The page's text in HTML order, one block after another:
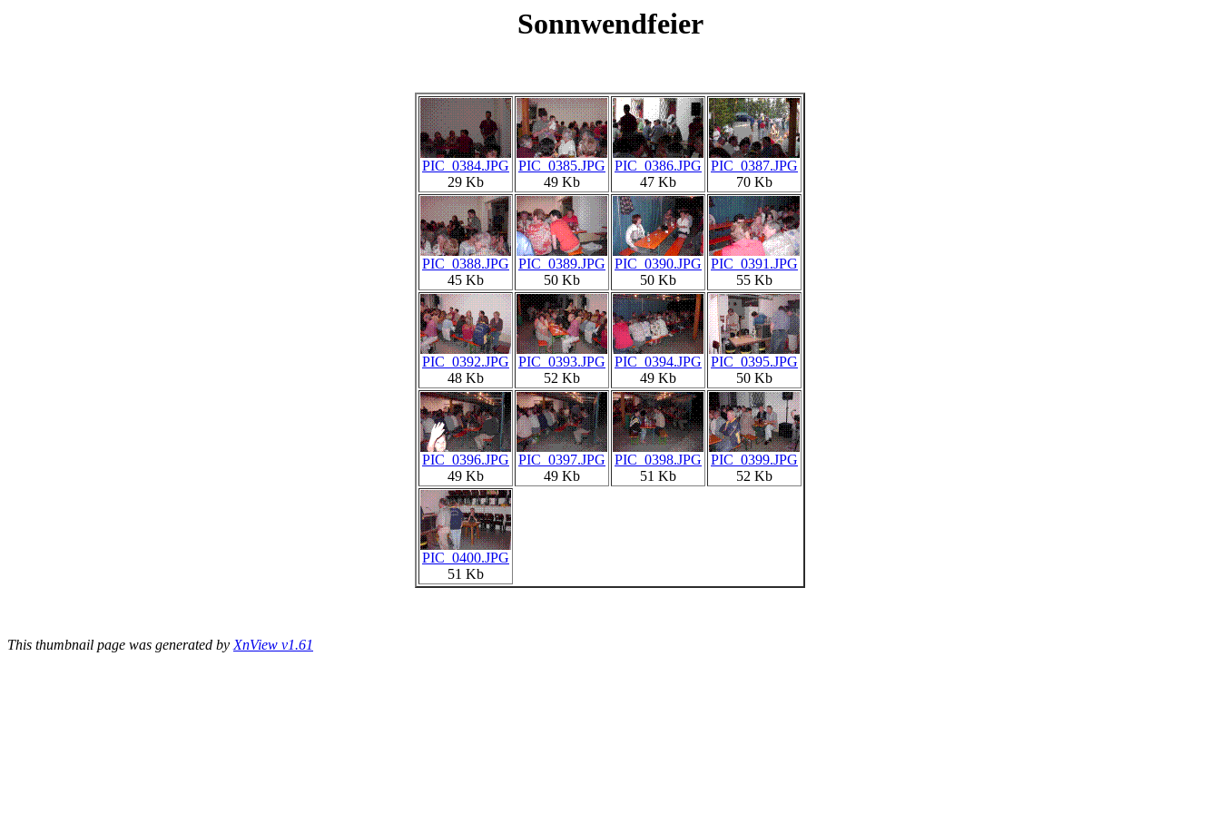
Sonnwendfeier
PIC_0384.JPG
29 Kb
PIC_0385.JPG
49 Kb
PIC_0386.JPG
47 Kb
PIC_0387.JPG
70 Kb
PIC_0388.JPG
45 Kb
PIC_0389.JPG
50 Kb
PIC_0390.JPG
50 Kb
PIC_0391.JPG
55 Kb
PIC_0392.JPG
48 Kb
PIC_0393.JPG
52 Kb
PIC_0394.JPG
49 Kb
PIC_0395.JPG
50 Kb
PIC_0396.JPG
49 Kb
PIC_0397.JPG
49 Kb
PIC_0398.JPG
51 Kb
PIC_0399.JPG
52 Kb
PIC_0400.JPG
51 Kb
This thumbnail page was generated byXnView v1.61